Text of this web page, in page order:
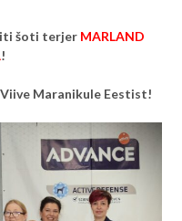
šoti terjer MARLAND
!
Maranikule Eestist!